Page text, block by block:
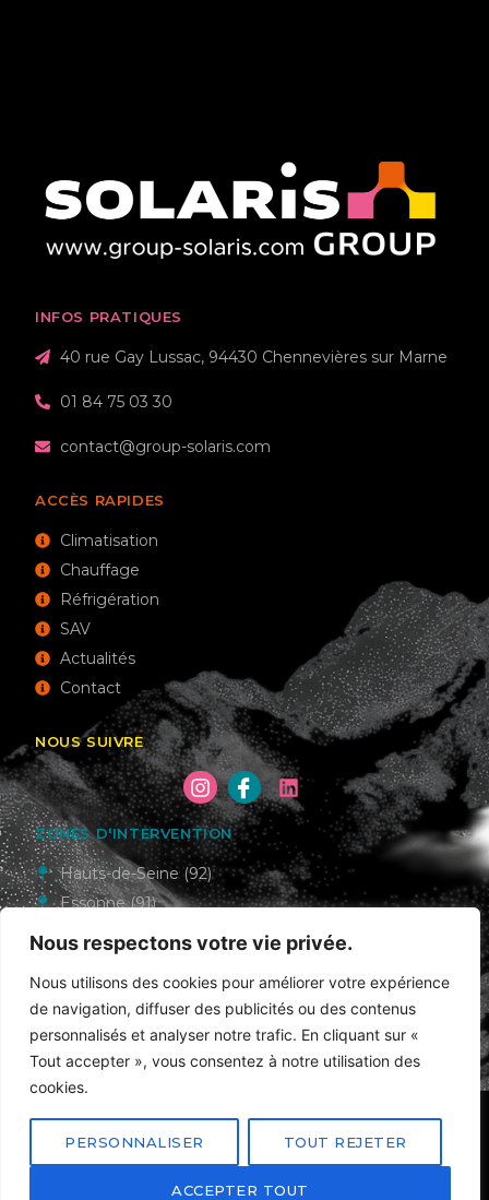
Nous respectons votre vie privée.
Nous utilisons des cookies pour améliorer votre expérience
de navigation, diffuser des publicités ou des contenus
personnalisés et analyser notre trafic. En cliquant sur «
Tout accepter », vous consentez à notre utilisation des
cookies.
PERSONNALISER TOUT REJETER
ACCEPTER TOUT
INFOS PRATIQUES
40 rue Gay Lussac, 94430 Chennevières sur Marne
01 84 75 03 30
contact@group-solaris.com
ACCÈS RAPIDES
Climatisation
Chauffage
Réfrigération
SAV
Actualités
Contact
NOUS SUIVRE
ZONES D'INTERVENTION
Hauts-de-Seine (92)
Essonne (91)
Val-de-Marne (94)
Paris (75)
Sitemap
Copyright 2026 © SOLARIS – Tout droit réservé. Site internet